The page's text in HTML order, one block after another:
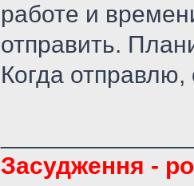
работе и
отправить.
Когда отправлю,
Засудження -